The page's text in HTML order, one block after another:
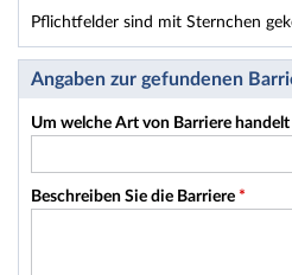
Pflichtfelder sind mit Sternchen
Dieses Formular enthält
Angaben zur gefundenen
Um welche Art von Barriere handelt
Beschreiben Sie die Barriere *